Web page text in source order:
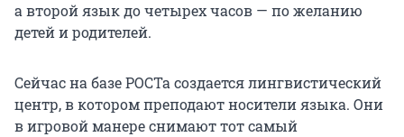
а второй язык до четырех часов — по желанию
детей и родителей.
Сейчас на базе РОСТа создается лингвистический
центр, в котором преподают носители языка. Они
в игровой манере снимают тот самый